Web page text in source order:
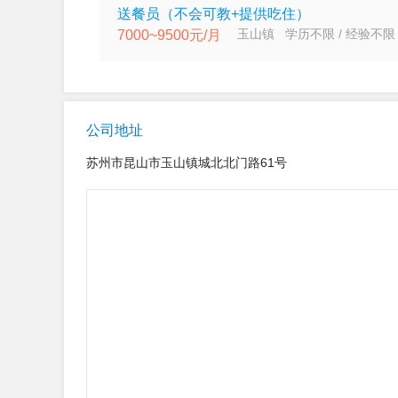
送餐员（不会可教+提供吃住）
7000~9500元/月
玉山镇 学历不限 / 经验不限
公司地址
苏州市昆山市玉山镇城北北门路61号